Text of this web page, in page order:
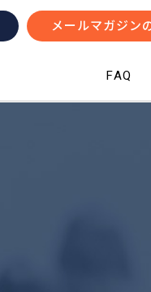
メールマガジン
FAQ